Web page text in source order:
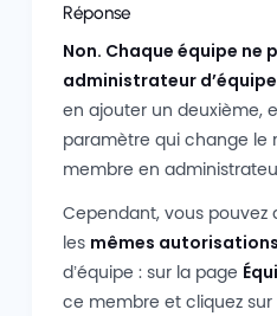
Réponse
Non. Chaque équipe ne
administrateur
en ajouter un deuxième,
paramètre qui change le
membre en
Cependant, vous
les mêmes autorisations
d’équipe : sur la page
ce membre et cliquez sur